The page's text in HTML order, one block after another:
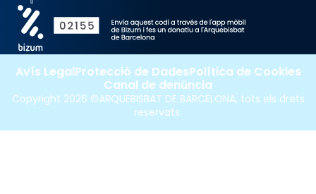
Copyright 2026 ©ARQUEBISBAT DE BARCELONA, tots els drets
reservats.
Avís LegalProtecció de DadesPolítica de Cookies
Canal de denúncia